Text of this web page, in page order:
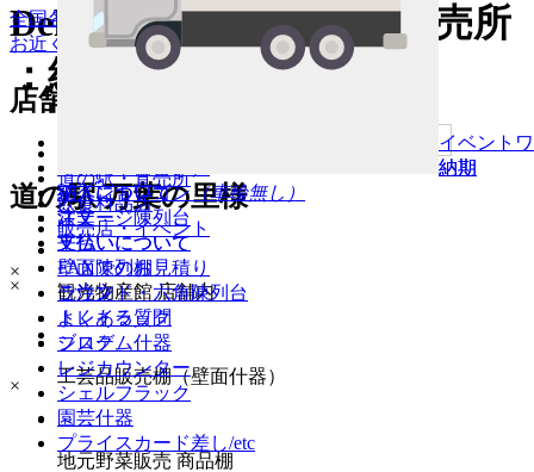
Delivery Case道の駅・直売所
：納入事例
道の駅 万葉の里様
観光物産館 店舗内
工芸品販売棚（壁面什器）
地元野菜販売 商品棚
イベントワ
イベントワゴン（車輪無し）
ステージ陳列台
平台
壁面陳列棚
ラウンド・六角陳列台
トレイラック
システム什器
レジカウンター
シェルフラック
園芸什器
プライスカード差し/etc
全国各地の納入場所をご紹介します。
お近くの店舗で現物をご覧ください。
店舗種類別納入事例
道の駅・直売所
飲食料品店
販売店・イベント
×
納期
納入について
注文
支払いについて
×
納期
納入について
注文
支払いについて
FAXでのお見積り
ご注文
よくある質問
ブログ
×